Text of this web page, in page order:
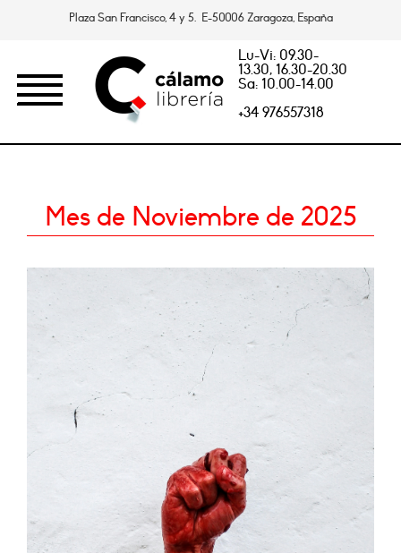
Plaza San Francisco, 4 y 5. E-50006 Zaragoza, España
Lu-Vi: 09.30-
13.30, 16.30-20.30
Sa: 10.00-14.00
+34 976557318
Mes de Noviembre de 2025